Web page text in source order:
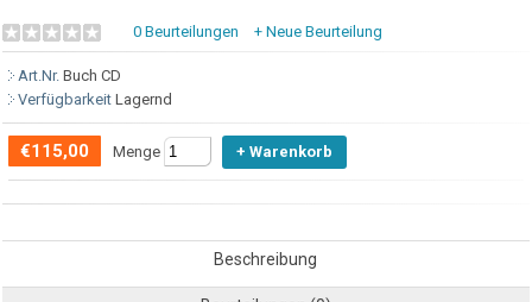
0 Beurteilungen + Neue Beurteilung
Art.Nr. Buch CD
Verfügbarkeit Lagernd
€115,00 Menge
Beschreibung